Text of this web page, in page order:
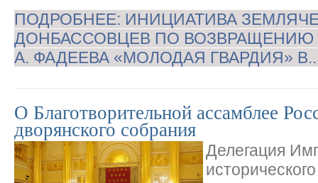
ПОДРОБНЕЕ: ИНИЦИАТИВА
ДОНБАССОВЦЕВ ПО
А. ФАДЕЕВА «МОЛОДАЯ ГВАРДИЯ»
О Благотворительной ассамблее
дворянского собрания
Делегация